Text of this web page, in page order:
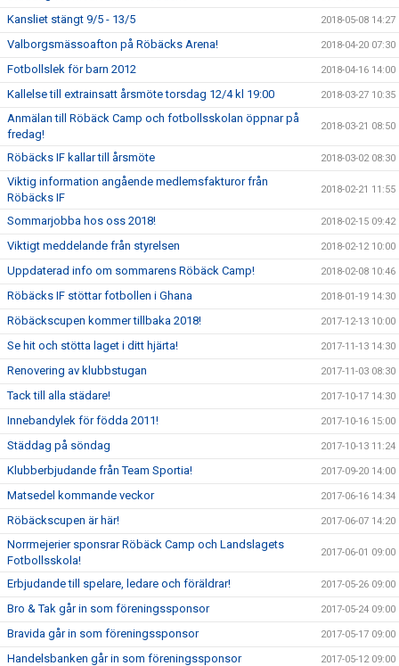
Kansliet stängt 9/5 - 13/5 2018-05-08 14:27
Valborgsmässoafton på Röbäcks Arena! 2018-04-20 07:30
Fotbollslek för barn 2012 2018-04-16 14:00
Kallelse till extrainsatt årsmöte torsdag 12/4 kl 19:00 2018-03-27 10:35
Anmälan till Röbäck Camp och fotbollsskolan öppnar på
fredag!
2018-03-21 08:50
Röbäcks IF kallar till årsmöte 2018-03-02 08:30
Viktig information angående medlemsfakturor från
Röbäcks IF
2018-02-21 11:55
Sommarjobba hos oss 2018! 2018-02-15 09:42
Viktigt meddelande från styrelsen 2018-02-12 10:00
Uppdaterad info om sommarens Röbäck Camp! 2018-02-08 10:46
Röbäcks IF stöttar fotbollen i Ghana 2018-01-19 14:30
Röbäckscupen kommer tillbaka 2018! 2017-12-13 10:00
Se hit och stötta laget i ditt hjärta! 2017-11-13 14:30
Renovering av klubbstugan 2017-11-03 08:30
Tack till alla städare! 2017-10-17 14:30
Innebandylek för födda 2011! 2017-10-16 15:00
Städdag på söndag 2017-10-13 11:24
Klubberbjudande från Team Sportia! 2017-09-20 14:00
Matsedel kommande veckor 2017-06-16 14:34
Röbäckscupen är här! 2017-06-07 14:20
Norrmejerier sponsrar Röbäck Camp och Landslagets
Fotbollsskola!
2017-06-01 09:00
Erbjudande till spelare, ledare och föräldrar! 2017-05-26 09:00
Bro & Tak går in som föreningssponsor 2017-05-24 09:00
Bravida går in som föreningssponsor 2017-05-17 09:00
Handelsbanken går in som föreningssponsor 2017-05-12 09:00